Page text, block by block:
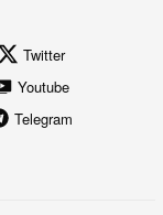
Twitter
Youtube
Telegram